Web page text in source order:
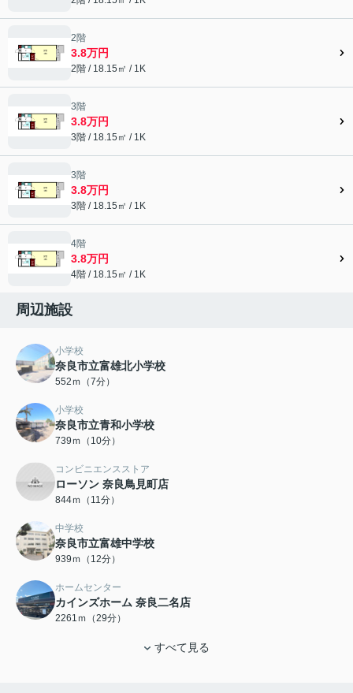
2階
3.8万円
2階 / 18.15㎡ / 1K
3階
3.8万円
3階 / 18.15㎡ / 1K
3階
3.8万円
3階 / 18.15㎡ / 1K
4階
3.8万円
4階 / 18.15㎡ / 1K
周辺施設
小学校
奈良市立富雄北小学校
552ｍ（7分）
小学校
奈良市立青和小学校
739ｍ（10分）
コンビニエンスストア
ローソン 奈良鳥見町店
844ｍ（11分）
中学校
奈良市立富雄中学校
939ｍ（12分）
ホームセンター
カインズホーム 奈良二名店
2261ｍ（29分）
すべて見る